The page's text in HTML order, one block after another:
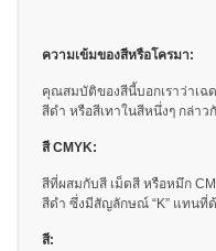
ยนต์
วัสดุ
ก่อสร้าง
เคมีภัณฑ์
ความเข้มของสีหรือโครมา:
คุณสมบัติของสีนี้บอกเราว่าเฉ
สีดำ หรือสีเทาในสีหนึ่งๆ กล่า
สีCMYK:
สีที่ผสมกับสี เม็ดสี หรือหมึก
สีดำ ซึ่งมีสัญลักษณ์ “K” แทนที่
สี: